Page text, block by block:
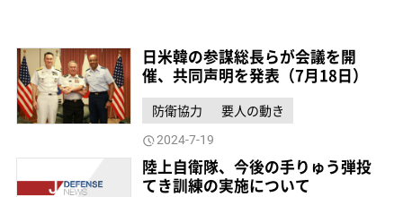
日米韓の参謀総長らが会議を開
催、共同声明を発表（7月18日）
防衛協力 要人の動き
2024-7-19
陸上自衛隊、今後の手りゅう弾投
てき訓練の実施について